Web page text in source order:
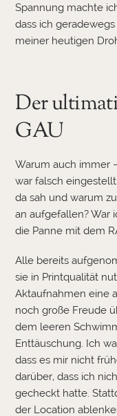
Spannung machte
dass ich
meiner heutigen
Der
GAU
Warum auch immer
war falsch
da sah und warum
an aufgefallen? War
die Panne mit dem
Alle bereits
sie in Printqualität
Aktaufnahmen eine
noch große Freude
dem leeren
Enttäuschung. Ich
dass es mir nicht
darüber, dass ich
gecheckt hatte.
der Location